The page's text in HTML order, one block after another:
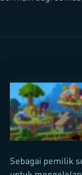
Sebagai pemilik